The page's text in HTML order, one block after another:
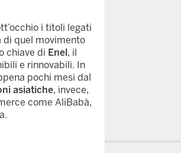
i titoli legati
di quel movimento
chiave di Enel, il
e rinnovabili. In
pochi mesi dal
asiatiche, invece,
come AliBabà,